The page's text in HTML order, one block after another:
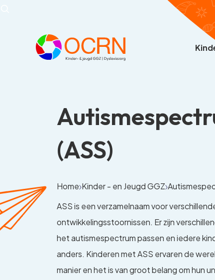
(ASS)
Home Kinder - en Jeugd GGZ
ASS is een verzamelnaam voor
ontwikkelingsstoornissen. Er zijn
het autismespectrum passen en iedere
anders. Kinderen met ASS ervaren de
manier en het is van groot belang om hun